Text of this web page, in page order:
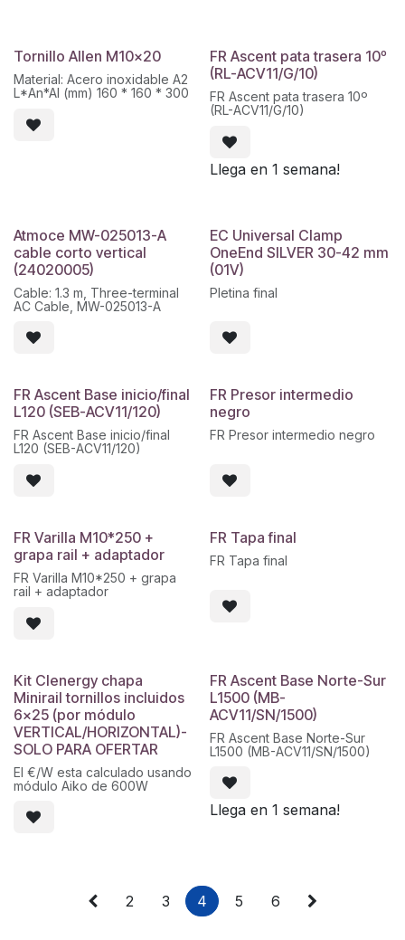
1000 V.
- Rango de voltaje: 16-90 V
- Corriente de entrada
máxima (IMax.): 15A
conexión de radio
Se requiere Cloud Connect
Tornillo Allen M10x20
Material: Acero inoxidable A2
L*An*Al (mm) 160 * 160 * 300
FR Ascent pata trasera 10º
(RL-ACV11/G/10)
FR Ascent pata trasera 10º
(RL-ACV11/G/10)
Llega en 1 semana!
Atmoce MW-025013-A
cable corto vertical
(24020005)
Cable: 1.3 m, Three-terminal
AC Cable, MW-025013-A
EC Universal Clamp
OneEnd SILVER 30-42 mm
(01V)
Pletina final
FR Ascent Base inicio/final
L120 (SEB-ACV11/120)
FR Ascent Base inicio/final
L120 (SEB-ACV11/120)
FR Presor intermedio
negro
FR Presor intermedio negro
FR Varilla M10*250 +
grapa rail + adaptador
FR Varilla M10*250 + grapa
rail + adaptador
FR Tapa final
FR Tapa final
Kit Clenergy chapa
Minirail tornillos incluidos
6x25 (por módulo
VERTICAL/HORIZONTAL)-
SOLO PARA OFERTAR
El €/W esta calculado usando
módulo Aiko de 600W
FR Ascent Base Norte-Sur
L1500 (MB-
ACV11/SN/1500)
FR Ascent Base Norte-Sur
L1500 (MB-ACV11/SN/1500)
Llega en 1 semana!
2 3 4 5 6